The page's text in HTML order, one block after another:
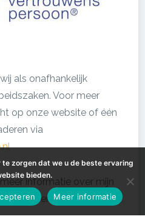
als onafhankelijk
Voor meer
op onze website of één
via
informatie over mijn
voor een vrijblijvende
zorgen dat we u de beste ervaring
bieden.
Meer informatie